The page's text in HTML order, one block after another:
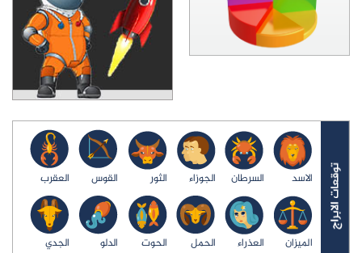
الاسد السرطان الجوزاء الثور القوس العقرب
الميزان العذراء الحمل الحوت الدلو الجدي